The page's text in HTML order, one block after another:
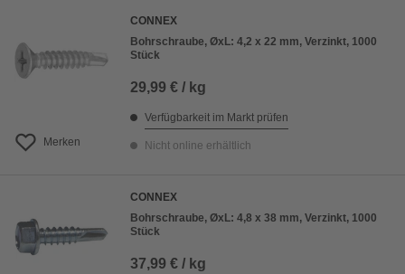
Merken
CONNEX
Bohrschraube, ØxL: 4,2 x 22 mm, Verzinkt, 1000
Stück
29,99 € / kg
Verfügbarkeit im Markt prüfen
Nicht online erhältlich
CONNEX
Bohrschraube, ØxL: 4,8 x 38 mm, Verzinkt, 1000
Stück
37,99 € / kg